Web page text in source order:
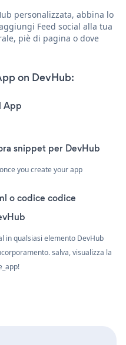
personalizzata, abbina lo
Feed social alla tua
piè di pagina o dove
on DevHub:
App
snippet per DevHub
you create your app
o codice codice
in qualsiasi elemento DevHub
salva, visualizza la